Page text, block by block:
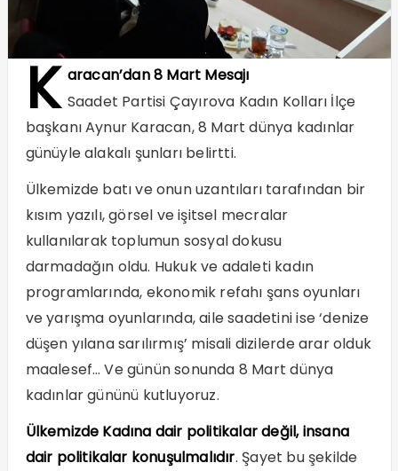
K aracan’dan 8 Mart Mesajı
Saadet Partisi Çayırova Kadın Kolları İlçe
başkanı Aynur Karacan, 8 Mart dünya kadınlar
günüyle alakalı şunları belirtti.
Ülkemizde batı ve onun uzantıları tarafından bir
kısım yazılı, görsel ve işitsel mecralar
kullanılarak toplumun sosyal dokusu
darmadağın oldu. Hukuk ve adaleti kadın
programlarında, ekonomik refahı şans oyunları
ve yarışma oyunlarında, aile saadetini ise ‘denize
düşen yılana sarılırmış’ misali dizilerde arar olduk
maalesef… Ve günün sonunda 8 Mart dünya
kadınlar gününü kutluyoruz.
Ülkemizde Kadına dair politikalar değil, insana
dair politikalar konuşulmalıdır. Şayet bu şekilde